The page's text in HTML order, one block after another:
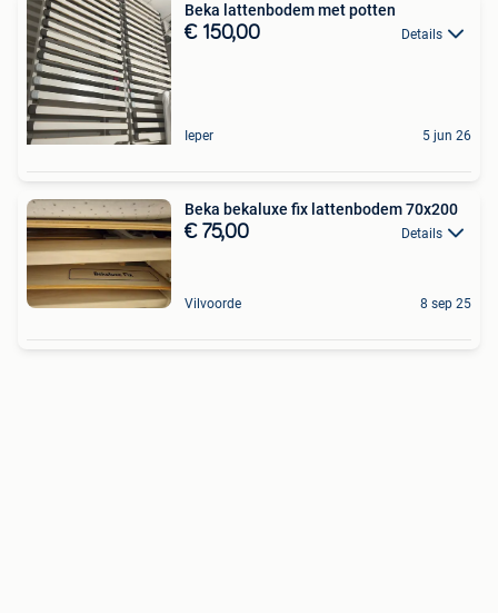
Beka lattenbodem met potten
€ 150,00 Details
Ieper 5 jun 26
Beka bekaluxe fix lattenbodem 70x200
€ 75,00 Details
Vilvoorde 8 sep 25